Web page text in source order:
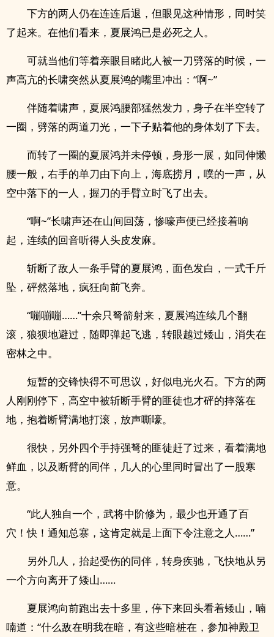
下方的两人仍在连连后退，但眼见这种情形，同时笑
了起来。在他们看来，夏展鸿已是必死之人。
可就当他们等着亲眼目睹此人被一刀劈落的时候，一
声高亢的长啸突然从夏展鸿的嘴里冲出：“啊~”
伴随着啸声，夏展鸿腰部猛然发力，身子在半空转了
一圈，劈落的两道刀光，一下子贴着他的身体划了下去。
而转了一圈的夏展鸿并未停顿，身形一展，如同伸懒
腰一般，右手的单刀由下向上，海底捞月，噗的一声，从
空中落下的一人，握刀的手臂立时飞了出去。
“啊~”长啸声还在山间回荡，惨嚎声便已经接着响
起，连续的回音听得人头皮发麻。
斩断了敌人一条手臂的夏展鸿，面色发白，一式千斤
坠，砰然落地，疯狂向前飞奔。
“嘣嘣嘣……”十余只弩箭射来，夏展鸿连续几个翻
滚，狼狈地避过，随即弹起飞逃，转眼越过矮山，消失在
密林之中。
短暂的交锋快得不可思议，好似电光火石。下方的两
人刚刚停下，高空中被斩断手臂的匪徒也才砰的摔落在
地，抱着断臂满地打滚，放声嘶嚎。
很快，另外四个手持强弩的匪徒赶了过来，看着满地
鲜血，以及断臂的同伴，几人的心里同时冒出了一股寒
意。
“此人独自一个，武将中阶修为，最少也开通了百
穴！快！通知总寨，这肯定就是上面下令注意之人……”
另外几人，抬起受伤的同伴，转身疾驰，飞快地从另
一个方向离开了矮山……
夏展鸿向前跑出去十多里，停下来回头看着矮山，喃
喃道：“什么敌在明我在暗，有这些暗桩在，参加神殿卫